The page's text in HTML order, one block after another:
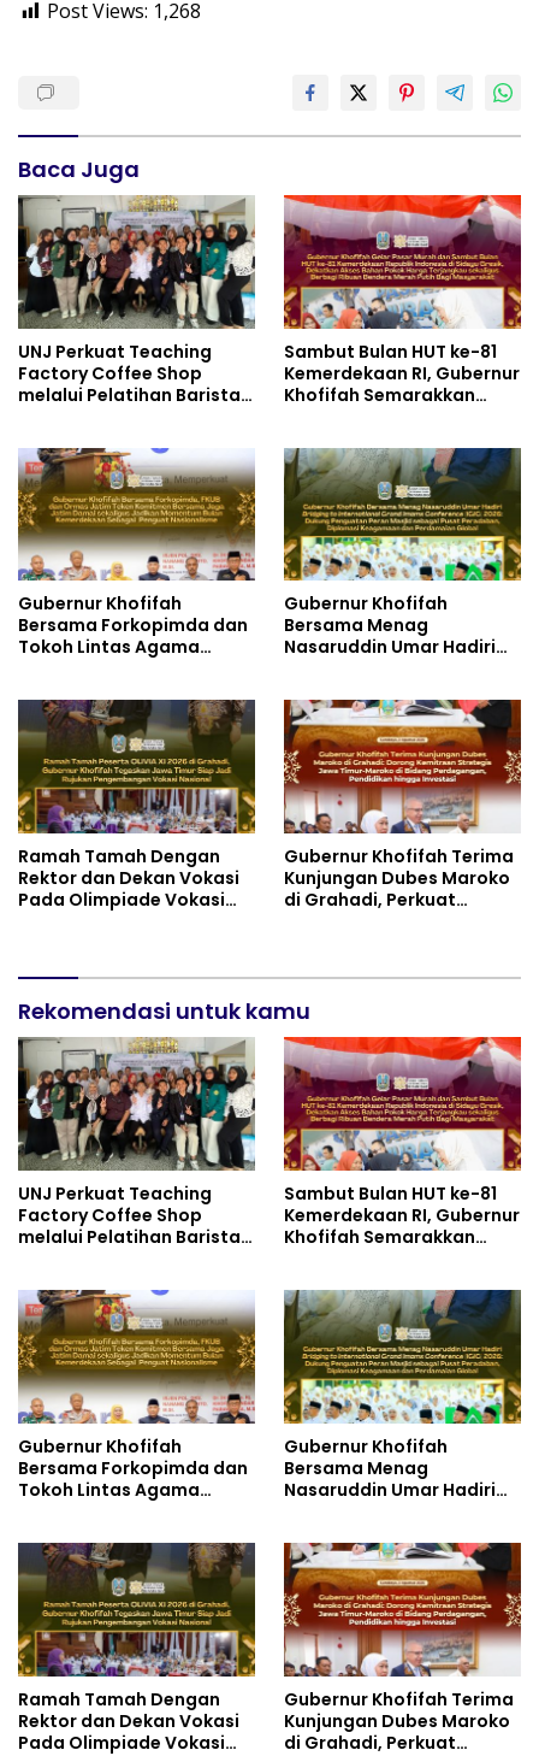
Post Views: 1,268
Baca Juga
UNJ Perkuat Teaching
Factory Coffee Shop
melalui Pelatihan Barista
Cimahi
Sambut Bulan HUT ke-81
Kemerdekaan RI, Gubernur
Khofifah Semarakkan
Bendera Merah Putih Bagi
Masyarakat
Gubernur Khofifah
Bersama Forkopimda dan
Tokoh Lintas Agama
serta Semangat
Kebangsaan
Gubernur Khofifah
Bersama Menag
Nasaruddin Umar Hadiri
Imams Conference_ (IGIC)
2026: Dukung Penguatan
Peran Masjid sebagai
Pusat Peradaban,
Diplomasi Keagamaan
dan Perdamaian Global
Ramah Tamah Dengan
Rektor dan Dekan Vokasi
Pada Olimpiade Vokasi
Timur Siap Jadi Pusat
Pengembangan Vokasi
Gubernur Khofifah Terima
Kunjungan Dubes Maroko
di Grahadi, Perkuat
Rekomendasi untuk kamu
UNJ Perkuat Teaching
Factory Coffee Shop
melalui Pelatihan Barista
Cimahi
Sambut Bulan HUT ke-81
Kemerdekaan RI, Gubernur
Khofifah Semarakkan
Bendera Merah Putih Bagi
Masyarakat
Gubernur Khofifah
Bersama Forkopimda dan
Tokoh Lintas Agama
serta Semangat
Kebangsaan
Gubernur Khofifah
Bersama Menag
Nasaruddin Umar Hadiri
Imams Conference_ (IGIC)
2026: Dukung Penguatan
Peran Masjid sebagai
Pusat Peradaban,
Diplomasi Keagamaan
dan Perdamaian Global
Ramah Tamah Dengan
Rektor dan Dekan Vokasi
Pada Olimpiade Vokasi
Gubernur Khofifah Terima
Kunjungan Dubes Maroko
di Grahadi, Perkuat